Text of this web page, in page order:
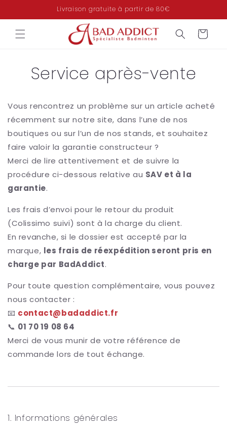
au
contenu
Livraison gratuite à partir de 80€
Panier
Service après-vente
Vous rencontrez un problème sur un article acheté
récemment sur notre site, dans l’une de nos
boutiques ou sur l’un de nos stands, et souhaitez
faire valoir la garantie constructeur ?
Merci de lire attentivement et de suivre la
procédure ci-dessous relative au SAV et à la
garantie.
Les frais d’envoi pour le retour du produit
(Colissimo suivi) sont à la charge du client.
En revanche, si le dossier est accepté par la
marque, les frais de réexpédition seront pris en
charge par BadAddict.
Pour toute question complémentaire, vous pouvez
nous contacter :
📧 contact@badaddict.fr
📞 01 70 19 08 64
Merci de vous munir de votre référence de
commande lors de tout échange.
1. Informations générales